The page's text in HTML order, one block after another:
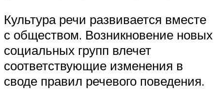
Культура речи развивается вместе
с обществом. Возникновение новых
социальных групп влечет
соответствующие изменения в
своде правил речевого поведения.